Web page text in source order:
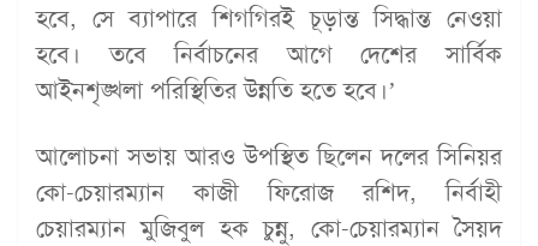
হবে, সে ব্যাপারে শিগগিরই চূড়ান্ত সিদ্ধান্ত নেওয়া
হবে। তবে নির্বাচনের আগে দেশের সার্বিক
আইনশৃঙ্খলা পরিস্থিতির উন্নতি হতে হবে।’
আলোচনা সভায় আরও উপস্থিত ছিলেন দলের সিনিয়র
কো-চেয়ারম্যান কাজী ফিরোজ রশিদ, নির্বাহী
চেয়ারম্যান মুজিবুল হক চুন্নু, কো-চেয়ারম্যান সৈয়দ